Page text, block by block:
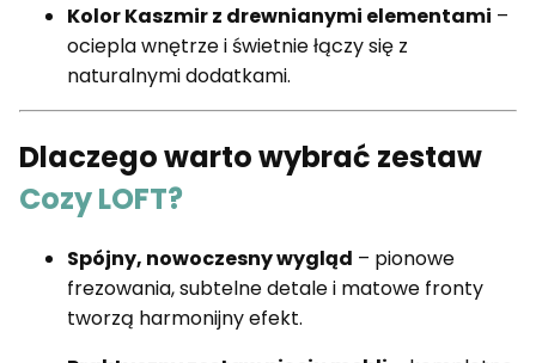
Kolor Kaszmir z drewnianymi elementami –
ociepla wnętrze i świetnie łączy się z
naturalnymi dodatkami.
Dlaczego warto wybrać zestaw
Cozy LOFT?
Spójny, nowoczesny wygląd – pionowe
frezowania, subtelne detale i matowe fronty
tworzą harmonijny efekt.